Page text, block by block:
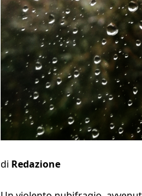
di Redazione